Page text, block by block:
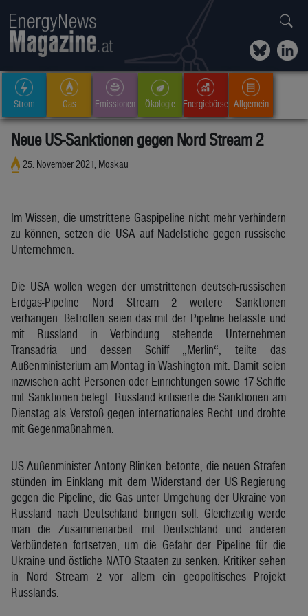
Strom Gas Emissionen Ökologie Energiebörse Allgemein
Neue US-Sanktionen gegen Nord Stream 2
25. November 2021, Moskau
Im Wissen, die umstrittene Gaspipeline nicht mehr verhindern
zu können, setzen die USA auf Nadelstiche gegen russische
Unternehmen.
Die USA wollen wegen der umstrittenen deutsch-russischen
Erdgas-Pipeline Nord Stream 2 weitere Sanktionen
verhängen. Betroffen seien das mit der Pipeline befasste und
mit Russland in Verbindung stehende Unternehmen
Transadria und dessen Schiff „Merlin“, teilte das
Außenministerium am Montag in Washington mit. Damit seien
inzwischen acht Personen oder Einrichtungen sowie 17 Schiffe
mit Sanktionen belegt. Russland kritisierte die Sanktionen am
Dienstag als Verstoß gegen internationales Recht und drohte
mit Gegenmaßnahmen.
US-Außenminister Antony Blinken betonte, die neuen Strafen
stünden im Einklang mit dem Widerstand der US-Regierung
gegen die Pipeline, die Gas unter Umgehung der Ukraine von
Russland nach Deutschland bringen soll. Gleichzeitig werde
man die Zusammenarbeit mit Deutschland und anderen
Verbündeten fortsetzen, um die Gefahr der Pipeline für die
Ukraine und östliche NATO-Staaten zu senken. Kritiker sehen
in Nord Stream 2 vor allem ein geopolitisches Projekt
Russlands.